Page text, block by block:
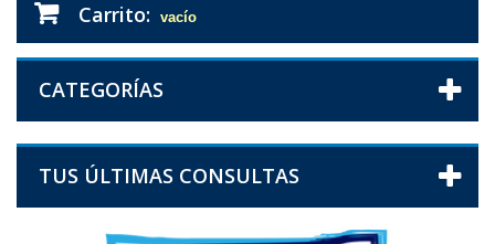
Carrito: vacío
CATEGORÍAS
TUS ÚLTIMAS CONSULTAS